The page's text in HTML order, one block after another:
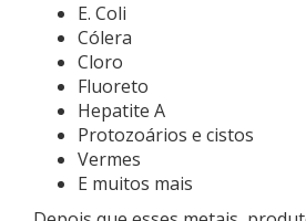
E. Coli
Cólera
Cloro
Fluoreto
Hepatite A
Protozoários e cistos
Vermes
E muitos mais